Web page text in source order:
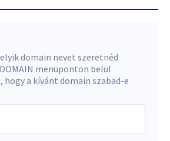
domain nevet szeretnéd
menüponton belül
a kívánt domain szabad-e